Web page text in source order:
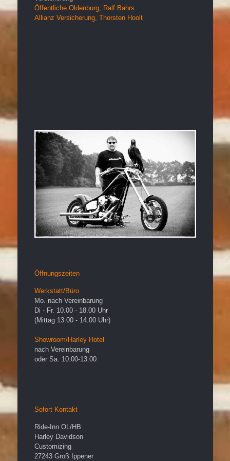
Öffentliche Oldenburg, Ralf Bahrs
Allianz Versicherung, Thorsten Hoolt
Öffnungszeiten
Werkstatt/Büro
Mo. nach Vereinbarung
Di - Fr. 10.00 - 18.00 Uhr
(Mittag 13.00 - 14.00 Uhr)
Showroom/Harley Hotel
nach Vereinbarung
oder Sa. 10:00-13:00
Sofort Kontakt
Ride-Inn OL/HB
Harley Davidson
Customizing
27243 Groß Ippener